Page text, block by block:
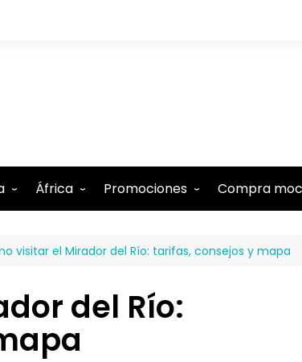
África
Etiopía
Marruecos
Mauricio
Promociones
Tarjeta Revolut gratis
-5% Internet Holafly
Descuentos en Booking
Compra
visitar el Mirador del Río: tarifas, consejos y mapa
del Río: